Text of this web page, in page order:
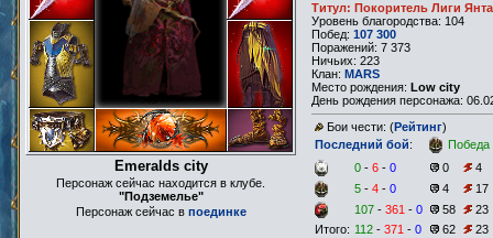
Emeralds city
Персонаж сейчас находится в клубе.
"Подземелье"
Персонаж сейчас в поединке
Титул: Покоритель Лиги
Уровень благородства: 104
Побед: 107 300
Поражений: 7 373
Ничьих: 223
Клан: MARS
Место рождения: Low city
День рождения персонажа:
Бои чести: (Рейтинг)
Последний бой:
Победа
0 - 6 - 0 0
4
5 - 4 - 0 4
17
107 - 361 - 0 58
23
Итого: 112 - 371 - 0 62 23